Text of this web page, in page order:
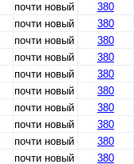
почти новый 380
почти новый 380
почти новый 380
почти новый 380
почти новый 380
почти новый 380
почти новый 380
почти новый 380
почти новый 380
почти новый 380